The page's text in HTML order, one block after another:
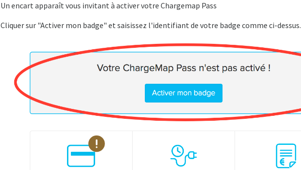
Un encart apparaît vous invitant à activer votre Chargemap Pass
Cliquer sur "Activer mon badge" et saisissez l'identifiant de votre badge comme ci-dessus.